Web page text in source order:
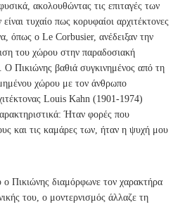
ακολουθώντας τις επιταγές των
τυχαίο πως κορυφαίοι αρχιτέκτονες
όπως ο Le Corbusier, ανέδειξαν την
του χώρου στην παραδοσιακή
Ο Πικιώνης βαθιά συγκινημένος από τη
χώρου με τον άνθρωπο
Louis Kahn (1901-1974)
Ήταν φορές που
και τις καμάρες των, ήταν η ψυχή μου
ο Πικιώνης διαμόρφωνε τον χαρακτήρα
του, ο μοντερνισμός άλλαζε τη